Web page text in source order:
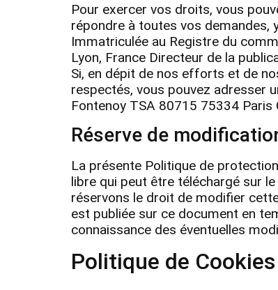
Pour exercer vos droits, vous
répondre à toutes vos demandes,
Immatriculée au Registre du
Lyon, France Directeur de la
Si, en dépit de nos efforts et de
respectés, vous pouvez adresser
Fontenoy TSA 80715 75334 Paris
Réserve de
La présente Politique de
libre qui peut être téléchargé sur
réservons le droit de modifier
est publiée sur ce document en
connaissance des éventuelles
Politique de Cookies